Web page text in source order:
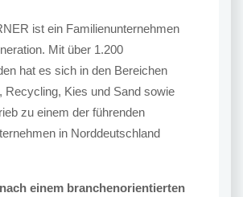
ist ein Familienunternehmen
Mit über 1.200
hat es sich in den Bereichen
Recycling, Kies und Sand sowie
zu einem der führenden
in Norddeutschland
einem branchenorientierten